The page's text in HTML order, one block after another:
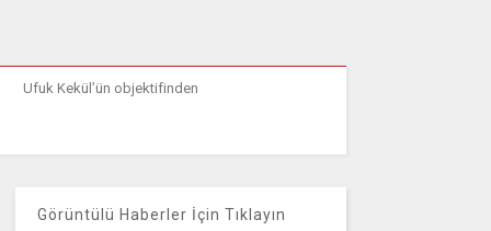
Ufuk Kekül’ün objektifinden
Görüntülü Haberler İçin Tıklayın